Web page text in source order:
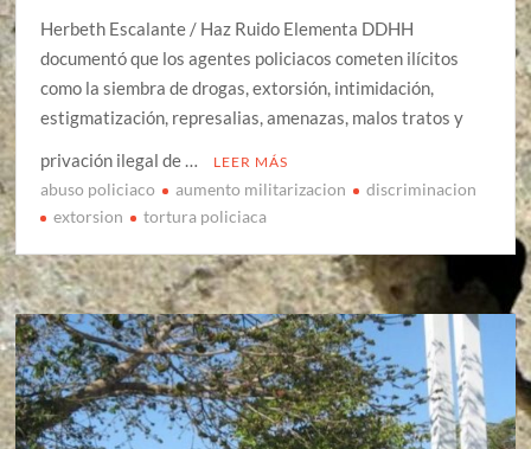
Herbeth Escalante / Haz Ruido Elementa DDHH
documentó que los agentes policiacos cometen ilícitos
como la siembra de drogas, extorsión, intimidación,
estigmatización, represalias, amenazas, malos tratos y
privación ilegal de …
LEER MÁS
abuso policiaco aumento militarizacion
discriminacion
extorsion
tortura policiaca